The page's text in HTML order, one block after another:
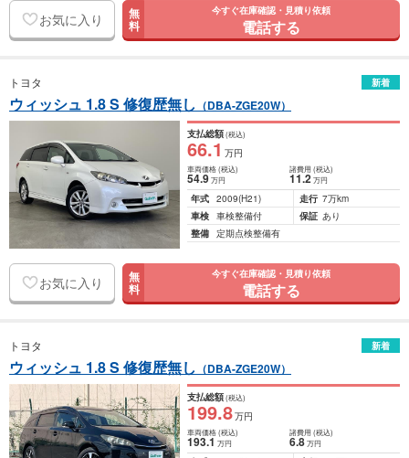
お気に入り 無
料
今すぐ在庫確認・見積り依頼
電話する
トヨタ 新着
ウィッシュ 1.8 S 修復歴無し （DBA-ZGE20W）
支払総額(税込)
66.1 万円
車両価格(税込)
54.9万円
諸費用 (税込)
11.2 万円
年式 2009(H21) 走行 7万km
車検 車検整備付 保証 あり
整備 定期点検整備有
お気に入り 無
料
今すぐ在庫確認・見積り依頼
電話する
トヨタ 新着
ウィッシュ 1.8 S 修復歴無し （DBA-ZGE20W）
支払総額(税込)
199.8万円
車両価格(税込)
193.1万円
諸費用 (税込)
6.8 万円